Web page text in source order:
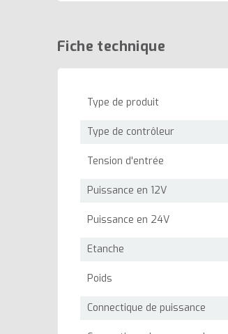
Fiche technique
Type de produit
Type de contrôleur
Tension d'entrée
Puissance en 12V
Puissance en 24V
Etanche
Poids
Connectique de puissance